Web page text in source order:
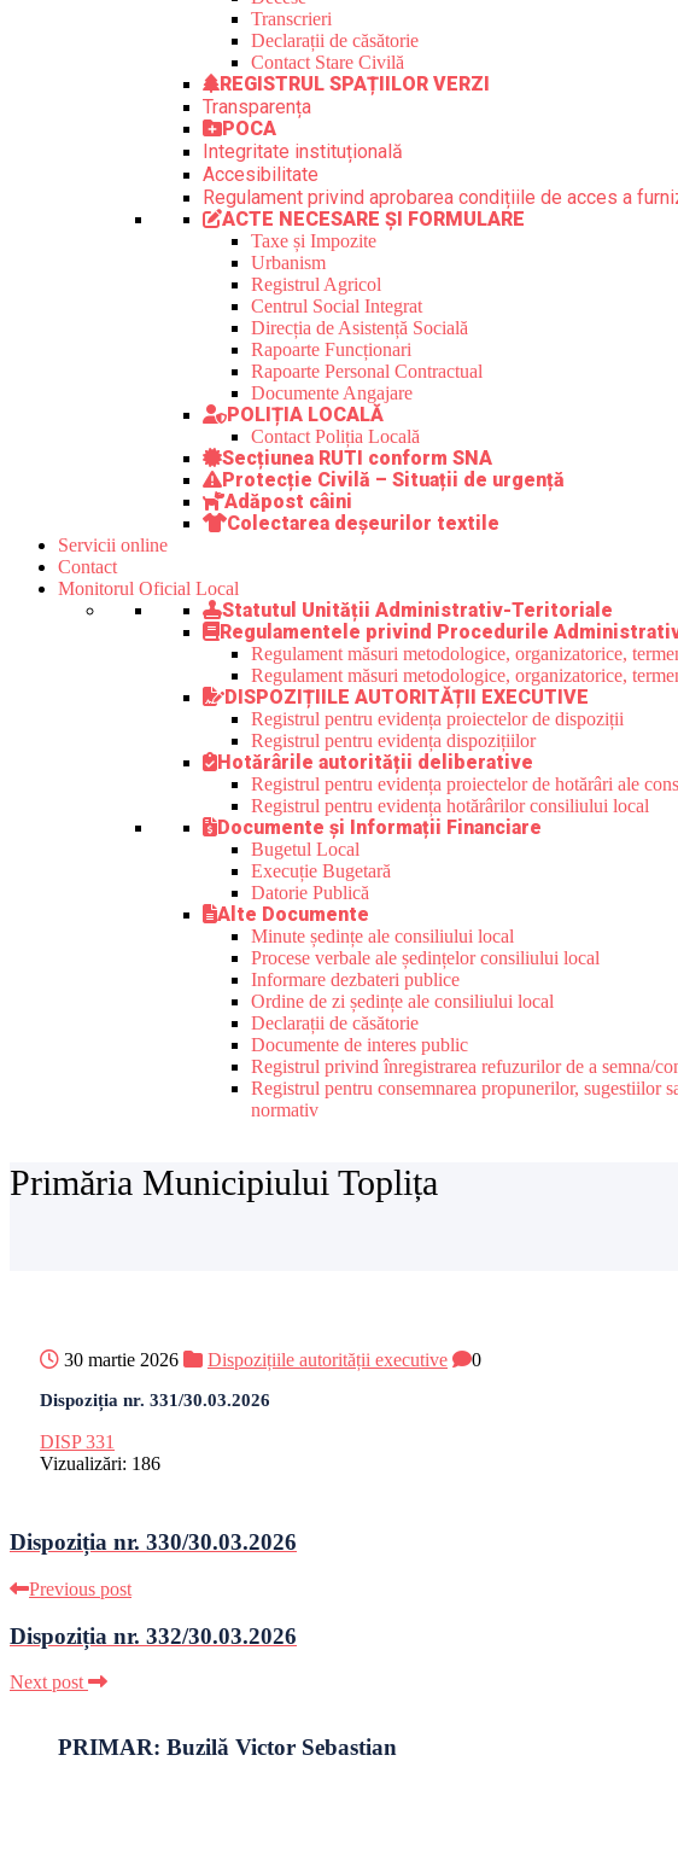
Transcrieri
Declarații de căsătorie
Contact Stare Civilă
REGISTRUL SPAȚIILOR VERZI
Transparența
POCA
Integritate instituțională
Accesibilitate
Regulament privind aprobarea condițiile de acces a
ACTE NECESARE ȘI FORMULARE
Taxe și Impozite
Urbanism
Registrul Agricol
Centrul Social Integrat
Direcția de Asistență Socială
Rapoarte Funcționari
Rapoarte Personal Contractual
Documente Angajare
POLIȚIA LOCALĂ
Contact Poliția Locală
Secțiunea RUTI conform SNA
Protecție Civilă – Situații de urgență
Adăpost câini
Colectarea deșeurilor textile
Servicii online
Contact
Monitorul Oficial Local
Statutul Unității Administrativ-Teritoriale
Regulamentele privind Procedurile
Regulament măsuri metodologice, organizatorice,
Regulament măsuri metodologice, organizatorice,
DISPOZIȚIILE AUTORITĂȚII EXECUTIVE
Registrul pentru evidența proiectelor de dispoziții
Registrul pentru evidența dispozițiilor
Hotărârile autorității deliberative
Registrul pentru evidența proiectelor de hotărâri ale
Registrul pentru evidența hotărârilor consiliului local
Documente și Informații Financiare
Bugetul Local
Execuție Bugetară
Datorie Publică
Alte Documente
Minute ședințe ale consiliului local
Procese verbale ale ședințelor consiliului local
Informare dezbateri publice
Ordine de zi ședințe ale consiliului local
Declarații de căsătorie
Documente de interes public
Registrul privind înregistrarea refuzurilor de a semna/
Registrul pentru consemnarea propunerilor,
normativ
Primăria Municipiului Toplița
30 martie 2026 Dispozițiile autorității executive 0
Dispoziția nr. 331/30.03.2026
DISP 331
Vizualizări: 186
Dispoziția nr. 330/30.03.2026
Previous post
Dispoziția nr. 332/30.03.2026
Next post
PRIMAR: Buzilă Victor Sebastian